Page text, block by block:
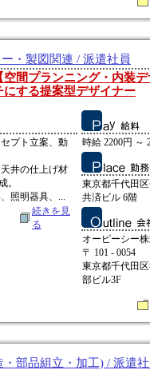
・製図関連 / 派遣社員
空間プランニング・内装
する提案型デザイナー
プト立案、動
井の仕上げ材
。
照明器具、...
続きを見
る
時給 2200円 ～
東京都千代田
共済ビル 6階
オーピーシー
〒 101 - 0054
東京都千代田
部ビル3F
・部品組立・加工) / 派遣